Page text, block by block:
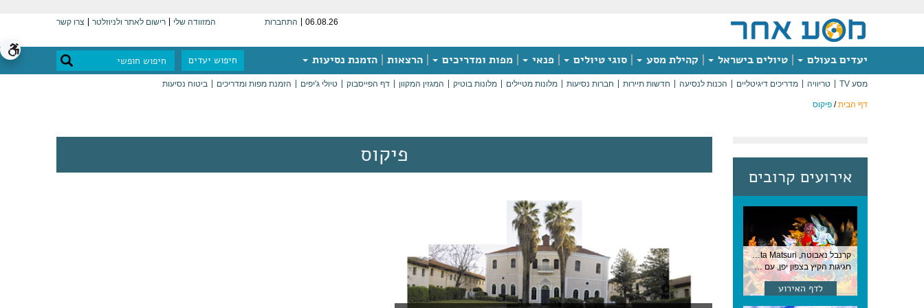
06.08.26 התחברות המזוודה שלי רישום לאתר ולניוזלטר צרו קשר
יעדים בעולם טיולים בישראל קהילת מסע סוגי טיולים פנאי מפות ומדריכים הרצאות הזמנת נסיעות חיפוש יעדים
מסע TV טריוויה מדריכים דיגיטליים הכנות לנסיעה חדשות תיירות חברות נסיעות מלונות מטיילים מלונות בוטיק המגזין המקוון דף הפייסבוק טיולי ג'יפים הזמנת מפות ומדריכים ביטוח נסיעות
דף הבית/ פיקוס
אירועים קרובים
קרנבל נאבוטה, Nebuta Matsuri ,יפן
חגיגות הקיץ בצפון יפן, עם תהלוכות ענק, ריקודים וזיקוקים. 6-2 באוגוסט, יפן
לדף האירוע
פיקוס